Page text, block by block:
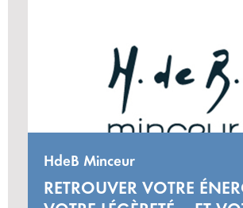
HdeB Minceur
RETROUVER VOTRE